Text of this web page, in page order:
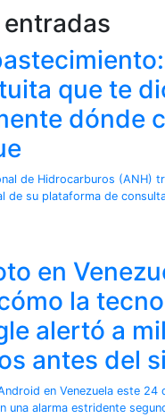
que te
dónde
de Hidrocarburos (ANH)
de su plataforma de
en
la
alertó a
antes del
en Venezuela este 24
una alarma estridente